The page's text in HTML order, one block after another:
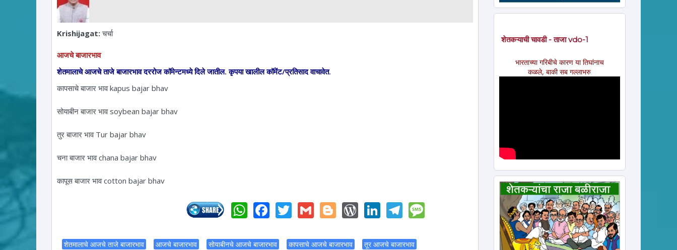
Krishijagat:चर्चा
आजचे बाजारभाव
शेतमालाचे आजचे ताजे बाजारभाव दररोज कॉमेन्टमध्ये दिले जातील. कृपया खालील कॉमेंट/प्रतिसाद वाचावेत.
कापसाचे बाजार भाव kapus bajar bhav
सोयाबीन बाजार भाव soybean bajar bhav
तुर बाजार भाव Tur bajar bhav
चना बाजार भाव chana bajar bhav
कापूस बाजार भाव cotton bajar bhav
शेतमालाचे आजचे ताजे बाजारभाव आजचे बाजारभाव सोयाबीनचे आजचे बाजारभाव कापसाचे आजचे बाजारभाव
तूर आजचे बाजारभाव
WhatsApp
Facebook
Twitter
GmailBlogger
WordPress
LinkedIn
Telegram
शेतकऱ्याची चावडी - ताजा vdo-1
भारताच्या गरिबीचे कारण या तिघांनाच
कळले, बाकी सब गल्लाभरु